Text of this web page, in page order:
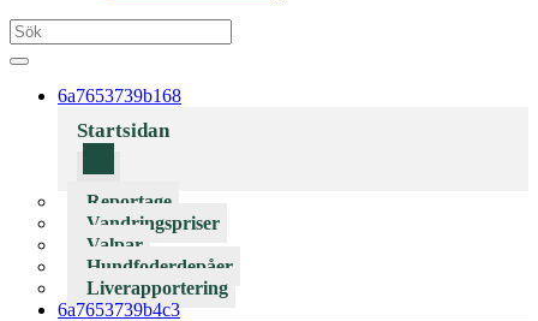
6a7653739b168
Startsidan
Reportage
Vandringspriser
Valpar
Hundfoderdepåer
Liverapportering
6a7653739b4c3